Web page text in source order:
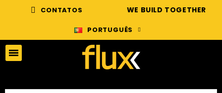
CONTATOS WE BUILD TOGETHER
PORTUGUÊS